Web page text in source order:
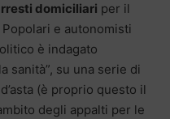
domiciliari per il
e autonomisti
è indagato
sanità”, su una serie di
(è proprio questo il
degli appalti per le